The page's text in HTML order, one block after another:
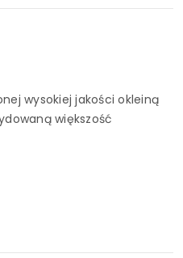
wysokiej jakości okleiną
większość